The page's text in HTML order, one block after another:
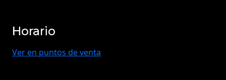
Horario
Ver en puntos de venta